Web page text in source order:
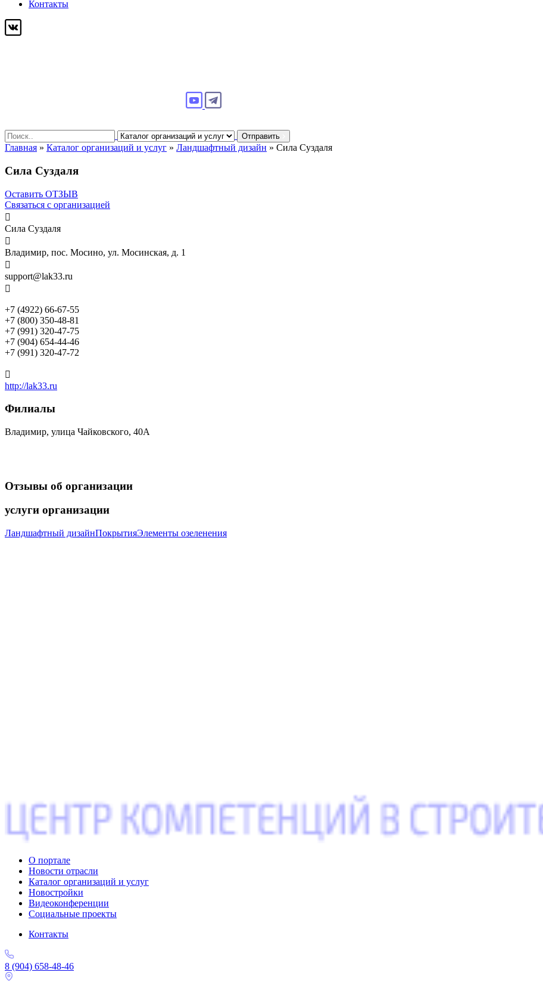
Контакты
Search
for:
Отправить
Главная » Каталог организаций и услуг » Ландшафтный дизайн » Сила Суздаля
Сила Суздаля
Оставить ОТЗЫВ
Связаться с организацией

Сила Суздаля

Владимир, пос. Мосино, ул. Мосинская, д. 1

support@lak33.ru

+7 (4922) 66-67-55
+7 (800) 350-48-81
+7 (991) 320-47-75
+7 (904) 654-44-46
+7 (991) 320-47-72

http://lak33.ru
Филиалы
Владимир, улица Чайковского, 40А
Отзывы об организации
услуги организации
Ландшафтный дизайнПокрытияЭлементы озеленения
О портале
Новости отрасли
Каталог организаций и услуг
Новостройки
Видеоконференции
Социальные проекты
Контакты
8 (904) 658-48-46